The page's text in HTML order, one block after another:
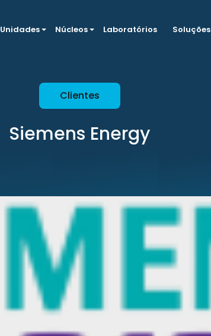
Unidades Núcleos Laboratórios Soluções
Clientes
Siemens Energy